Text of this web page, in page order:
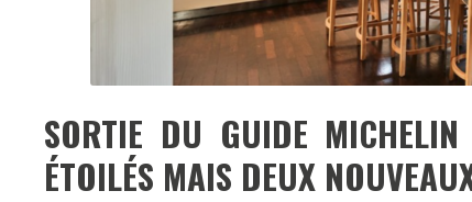
SORTIE DU GUIDE
ÉTOILÉS MAIS DEUX